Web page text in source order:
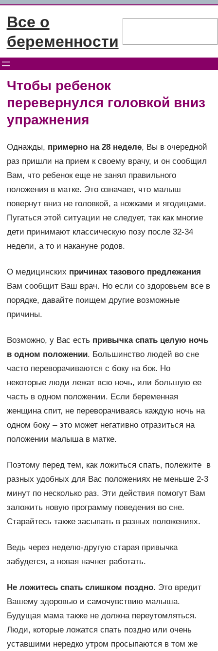
Перейти
содержимому
Все о
беременности
Чтобы ребенок
перевернулся головкой вниз
упражнения
Однажды, примерно на 28 неделе, Вы в очередной
раз пришли на прием к своему врачу, и он сообщил
Вам, что ребенок еще не занял правильного
положения в матке. Это означает, что малыш
повернут вниз не головкой, а ножками и ягодицами.
Пугаться этой ситуации не следует, так как многие
дети принимают классическую позу после 32-34
недели, а то и накануне родов.
О медицинских причинах тазового предлежания
Вам сообщит Ваш врач. Но если со здоровьем все в
порядке, давайте поищем другие возможные
причины.
Возможно, у Вас есть привычка спать целую ночь
в одном положении. Большинство людей во сне
часто переворачиваются с боку на бок. Но
некоторые люди лежат всю ночь, или большую ее
часть в одном положении. Если беременная
женщина спит, не переворачиваясь каждую ночь на
одном боку – это может негативно отразиться на
положении малыша в матке.
Поэтому перед тем, как ложиться спать, полежите в
разных удобных для Вас положениях не меньше 2-3
минут по несколько раз. Эти действия помогут Вам
заложить новую программу поведения во сне.
Старайтесь также засыпать в разных положениях.
Ведь через неделю-другую старая привычка
забудется, а новая начнет работать.
Не ложитесь спать слишком поздно. Это вредит
Вашему здоровью и самочувствию малыша.
Будущая мама также не должна переутомляться.
Люди, которые ложатся спать поздно или очень
уставшими нередко утром просыпаются в том же